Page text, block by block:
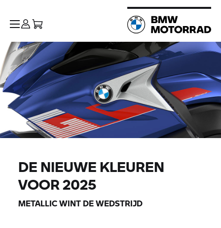
DE NIEUWE KLEUREN
VOOR 2025
METALLIC WINT DE WEDSTRIJD